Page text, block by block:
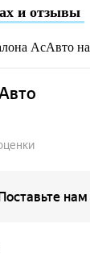
и отзывы
АсАвто